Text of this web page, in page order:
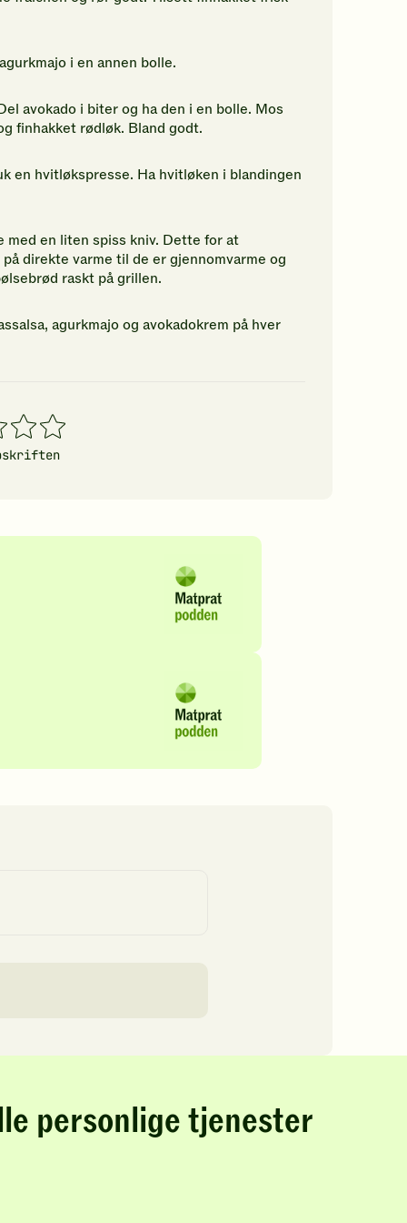
i en annen bolle.
avokado i biter og ha den i en bolle. Mos
finhakket rødløk. Bland godt.
en hvitløkspresse. Ha hvitløken i blandingen
med en liten spiss kniv. Dette for at
direkte varme til de er gjennomvarme og
raskt på grillen.
agurkmajo og avokadokrem på hver
4
stjerner
5
stjerner
personlige tjenester